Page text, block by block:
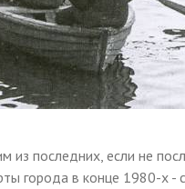
из последних, если не
города в конце 1980-х